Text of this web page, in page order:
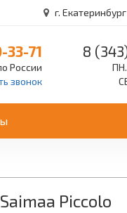
г.
33-71
России
звонок
8
Piccolo